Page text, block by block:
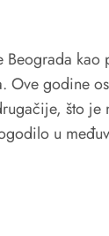
kao
Ove godine
što je
u